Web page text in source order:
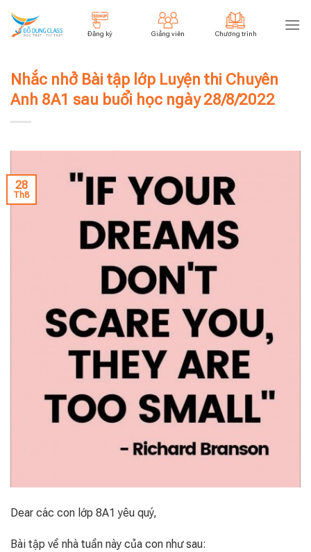
Skip
Đăng ký Giảng viên Chương trình
Nhắc nhở Bài tập lớp Luyện thi Chuyên
Anh 8A1 sau buổi học ngày 28/8/2022
28
Th8
Dear các con lớp 8A1 yêu quý,
Bài tập về nhà tuần này của con như sau: